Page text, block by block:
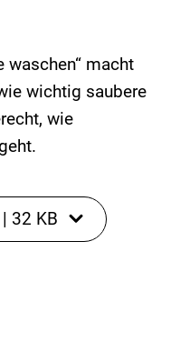
waschen“ macht
wichtig saubere
wie
| 32 KB